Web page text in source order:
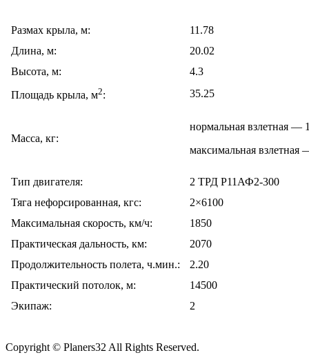
Размах крыла, м:
11.78
Длина, м:
20.02
Высота, м:
4.3
Площадь крыла, м2: 35.25
Масса, кг:
нормальная взлетная —
максимальная взлетная
Тип двигателя:
2 ТРД Р11АФ2-300
Тяга нефорсированная, кгс:
2×6100
Максимальная скорость, км/ч:
1850
Практическая дальность, км:
2070
Продолжительность полета, ч.мин.:
2.20
Практический потолок, м:
14500
Экипаж:
2
Copyright © Planers32 All Rights Reserved.